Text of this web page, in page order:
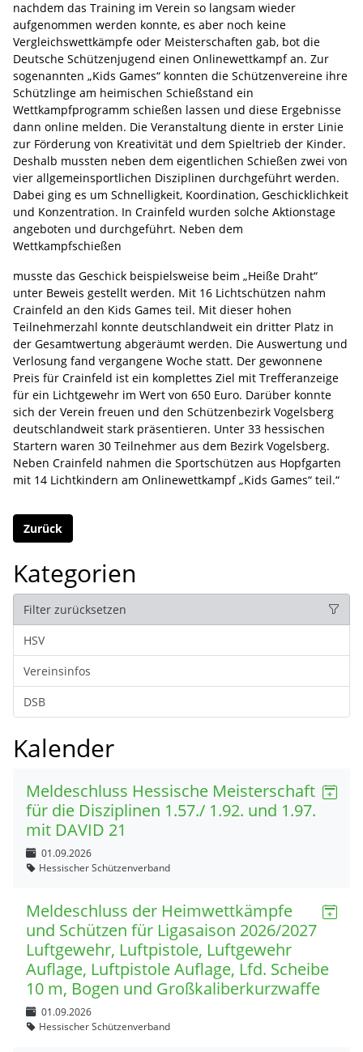
nachdem das Training im Verein so langsam wieder
aufgenommen werden konnte, es aber noch keine
Vergleichswettkämpfe oder Meisterschaften gab, bot die
Deutsche Schützenjugend einen Onlinewettkampf an. Zur
sogenannten „Kids Games“ konnten die Schützenvereine ihre
Schützlinge am heimischen Schießstand ein
Wettkampfprogramm schießen lassen und diese Ergebnisse
dann online melden. Die Veranstaltung diente in erster Linie
zur Förderung von Kreativität und dem Spieltrieb der Kinder.
Deshalb mussten neben dem eigentlichen Schießen zwei von
vier allgemeinsportlichen Disziplinen durchgeführt werden.
Dabei ging es um Schnelligkeit, Koordination, Geschicklichkeit
und Konzentration. In Crainfeld wurden solche Aktionstage
angeboten und durchgeführt. Neben dem
Wettkampfschießen
musste das Geschick beispielsweise beim „Heiße Draht“
unter Beweis gestellt werden. Mit 16 Lichtschützen nahm
Crainfeld an den Kids Games teil. Mit dieser hohen
Teilnehmerzahl konnte deutschlandweit ein dritter Platz in
der Gesamtwertung abgeräumt werden. Die Auswertung und
Verlosung fand vergangene Woche statt. Der gewonnene
Preis für Crainfeld ist ein komplettes Ziel mit Trefferanzeige
für ein Lichtgewehr im Wert von 650 Euro. Darüber konnte
sich der Verein freuen und den Schützenbezirk Vogelsberg
deutschlandweit stark präsentieren. Unter 33 hessischen
Startern waren 30 Teilnehmer aus dem Bezirk Vogelsberg.
Neben Crainfeld nahmen die Sportschützen aus Hopfgarten
mit 14 Lichtkindern am Onlinewettkampf „Kids Games“ teil.“
Zurück
Kategorien
Filter zurücksetzen
HSV
Vereinsinfos
DSB
Kalender
Meldeschluss Hessische Meisterschaft
für die Disziplinen 1.57./ 1.92. und 1.97.
mit DAVID 21
01.09.2026
Hessischer Schützenverband
Meldeschluss der Heimwettkämpfe
und Schützen für Ligasaison 2026/2027
Luftgewehr, Luftpistole, Luftgewehr
Auflage, Luftpistole Auflage, Lfd. Scheibe
10 m, Bogen und Großkaliberkurzwaffe
01.09.2026
Hessischer Schützenverband